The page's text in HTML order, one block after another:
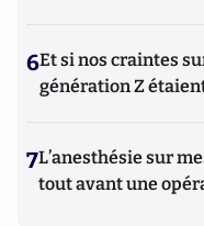
6Et si nos craintes
génération Z
7L’anesthésie sur
tout avant une